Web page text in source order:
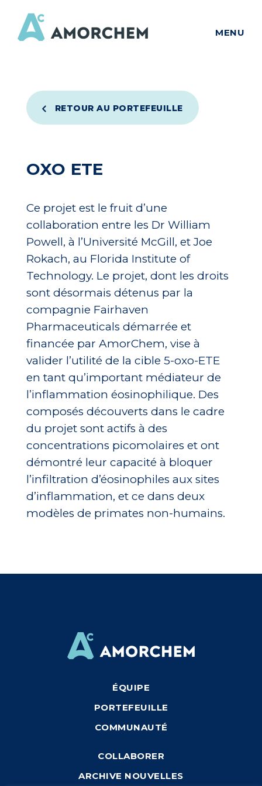
MENU
RETOUR AU PORTEFEUILLE
OXO ETE
Ce projet est le fruit d’une
collaboration entre les Dr William
Powell, à l’Université McGill, et Joe
Rokach, au Florida Institute of
Technology. Le projet, dont les droits
sont désormais détenus par la
compagnie Fairhaven
Pharmaceuticals démarrée et
financée par AmorChem, vise à
valider l’utilité de la cible 5-oxo-ETE
en tant qu’important médiateur de
l’inflammation éosinophilique. Des
composés découverts dans le cadre
du projet sont actifs à des
concentrations picomolaires et ont
démontré leur capacité à bloquer
l’infiltration d’éosinophiles aux sites
d’inflammation, et ce dans deux
modèles de primates non-humains.
ÉQUIPE
PORTEFEUILLE
COMMUNAUTÉ
COLLABORER
ARCHIVE NOUVELLES